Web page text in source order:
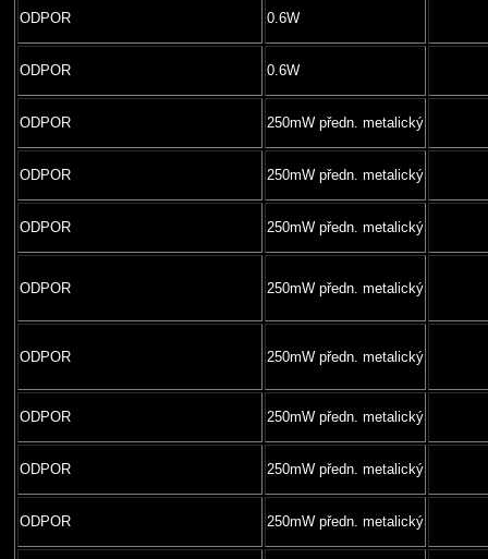
ODPOR 0.6W
ODPOR 0.6W
ODPOR 250mW předn. metalický
ODPOR 250mW předn. metalický
ODPOR 250mW předn. metalický
ODPOR 250mW předn. metalický
ODPOR 250mW předn. metalický
ODPOR 250mW předn. metalický
ODPOR 250mW předn. metalický
ODPOR 250mW předn. metalický